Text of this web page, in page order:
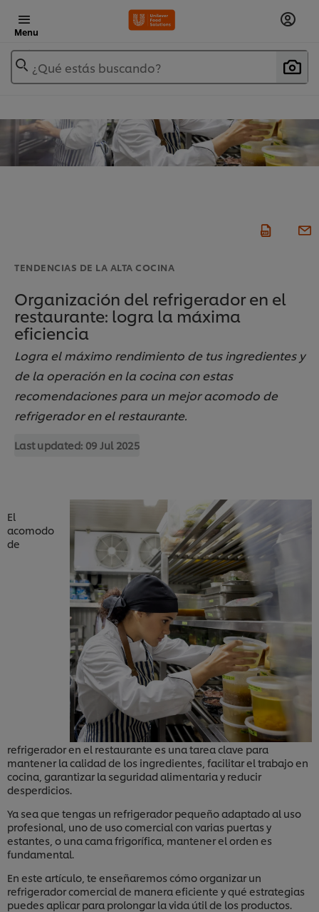
Menu
¿Qué estás buscando?
TENDENCIAS DE LA ALTA COCINA
Organización del refrigerador en el
restaurante: logra la máxima
eficiencia
Logra el máximo rendimiento de tus ingredientes y
de la operación en la cocina con estas
recomendaciones para un mejor acomodo de
refrigerador en el restaurante.
Last updated: 09 Jul 2025
El
acomodo
de
refrigerador en el restaurante es una tarea clave para
mantener la calidad de los ingredientes, facilitar el trabajo en
cocina, garantizar la seguridad alimentaria y reducir
desperdicios.
Ya sea que tengas un refrigerador pequeño adaptado al uso
profesional, uno de uso comercial con varias puertas y
estantes, o una cama frigorífica, mantener el orden es
fundamental.
En este artículo, te enseñaremos cómo organizar un
refrigerador comercial de manera eficiente y qué estrategias
puedes aplicar para prolongar la vida útil de los productos.